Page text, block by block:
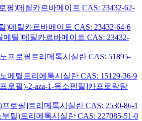
필)메틸카르바메이트 CAS: 23432-62-
)메틸카르바메이트 CAS: 23432-64-6
틸]메틸카르바메이트 CAS: 23432-
프로필트리메톡시실란 CAS: 51895-
메틸트리에톡시실란 CAS: 15129-36-9
로필)-2-aza-1-옥소펜틸]카프로락탐
로필]트리메톡시실란 CAS: 2530-86-1
틸)트리메톡시실란 CAS: 227085-51-0